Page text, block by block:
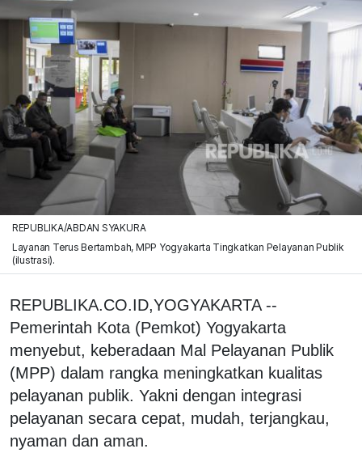
REPUBLIKA/ABDAN SYAKURA
Layanan Terus Bertambah, MPP Yogyakarta Tingkatkan Pelayanan Publik
(ilustrasi).
REPUBLIKA.CO.ID,YOGYAKARTA --
Pemerintah Kota (Pemkot) Yogyakarta
menyebut, keberadaan Mal Pelayanan Publik
(MPP) dalam rangka meningkatkan kualitas
pelayanan publik. Yakni dengan integrasi
pelayanan secara cepat, mudah, terjangkau,
nyaman dan aman.